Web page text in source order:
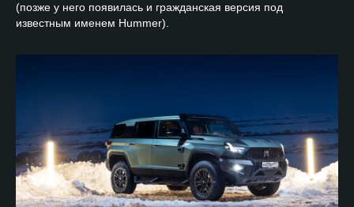
(позже у него появилась и гражданская версия под
известным именем Hummer).